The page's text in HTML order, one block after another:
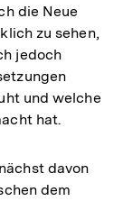
Auflösung
der
Fußnote
die Neue
zu sehen,
jedoch
und welche
hat.
davon
dem